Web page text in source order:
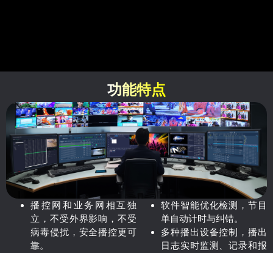
功能特点
播控网和业务网相互独
立，不受外界影响，不受
病毒侵扰，安全播控更可
靠。
软件智能优化检测，节目
单自动计时与纠错。
多种播出设备控制，播出
日志实时监测、记录和报